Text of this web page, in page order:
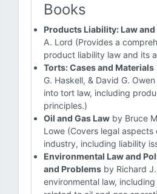
Books
Products Liability: Law
A. Lord (Provides a
product liability law and its
Torts: Cases and Materials
G. Haskell, & David G.
into tort law, including
principles.)
Oil and Gas Law by Bruce
Lowe (Covers legal
industry, including liability
Environmental Law and
and Problems by Richard
environmental law,